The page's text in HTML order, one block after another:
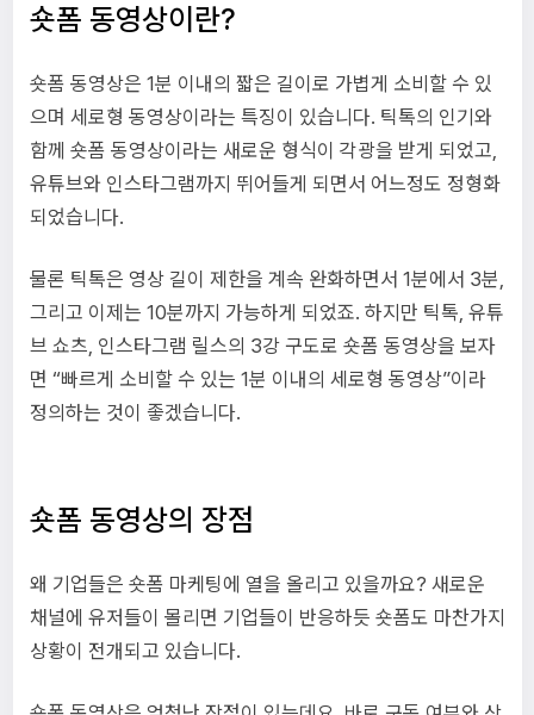
숏폼 동영상이란?
숏폼 동영상은 1분 이내의 짧은 길이로 가볍게 소비할 수 있
으며 세로형 동영상이라는 특징이 있습니다. 틱톡의 인기와
함께 숏폼 동영상이라는 새로운 형식이 각광을 받게 되었고,
유튜브와 인스타그램까지 뛰어들게 되면서 어느정도 정형화
되었습니다.
물론 틱톡은 영상 길이 제한을 계속 완화하면서 1분에서 3분,
그리고 이제는 10분까지 가능하게 되었죠. 하지만 틱톡, 유튜
브 쇼츠, 인스타그램 릴스의 3강 구도로 숏폼 동영상을 보자
면 “빠르게 소비할 수 있는 1분 이내의 세로형 동영상”이라
정의하는 것이 좋겠습니다.
숏폼 동영상의 장점
왜 기업들은 숏폼 마케팅에 열을 올리고 있을까요? 새로운
채널에 유저들이 몰리면 기업들이 반응하듯 숏폼도 마찬가지
상황이 전개되고 있습니다.